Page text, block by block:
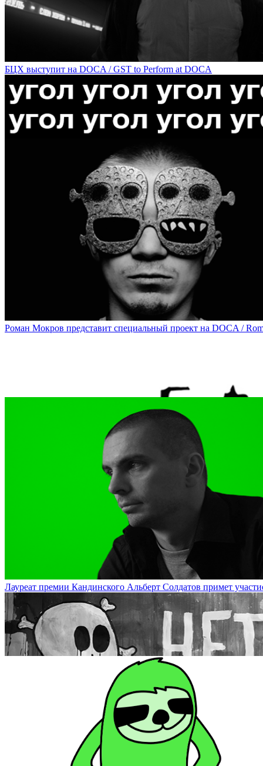
Олег Кулик расскажет о своей поездке на Burning Man на
БЦХ выступит на DOCA / GST to Perform at DOCA
На DOCA состоится моноспектакль Ксении Деменковой с
Poetical Show with PoemaTheatre Performance and Clothes by
Роман Мокров представит специальный проект на DOCA /
На DOCA будут показаны документации проектов арт-
Лауреат премии Кандинского Альберт Солдатов примет